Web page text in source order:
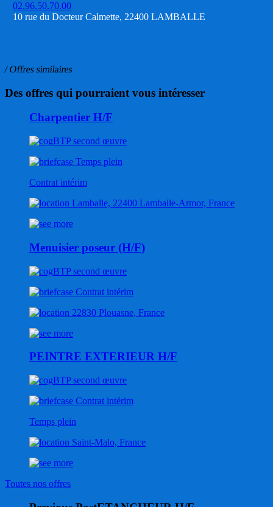
02.96.50.70.00
10 rue du Docteur Calmette, 22400 LAMBALLE
/ Offres similaires
Des offres qui pourraient vous intéresser
Charpentier H/F
BTP second œuvre
Temps plein
Contrat intérim
Lamballe, 22400 Lamballe-Armor, France
Menuisier poseur (H/F)
BTP second œuvre
Contrat intérim
22830 Plouasne, France
PEINTRE EXTERIEUR H/F
BTP second œuvre
Contrat intérim
Temps plein
Saint-Malo, France
Toutes nos offres